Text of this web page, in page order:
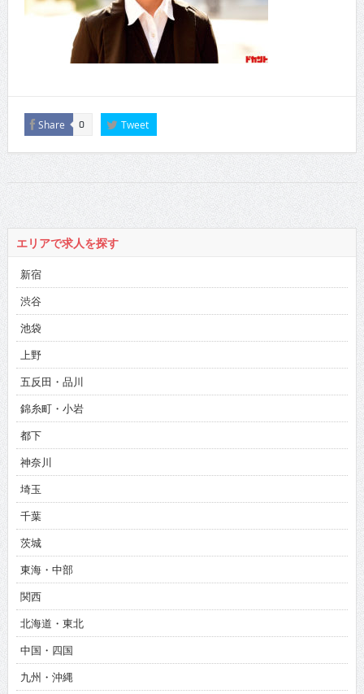
Share 0 Tweet
エリアで求人を探す
新宿
渋谷
池袋
上野
五反田・品川
錦糸町・小岩
都下
神奈川
埼玉
千葉
茨城
東海・中部
関西
北海道・東北
中国・四国
九州・沖縄